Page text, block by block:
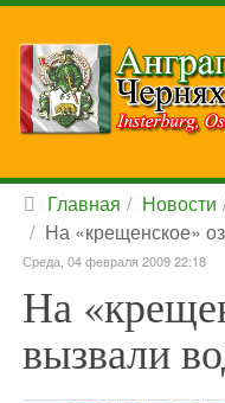
Главная Новости
На «крещенское»
Среда, 04 февраля 2009 22:18
На
вызвали